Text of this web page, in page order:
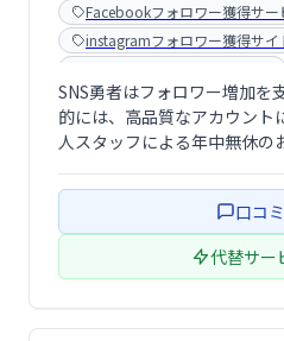
Facebookフォロワー獲得サー
instagramフォロワー獲得サイ
Youtube登録者購入サイト
SNS勇者はフォロワー増加を
的には、高品質なアカウント
人スタッフによる年中無休の
客様のSNSプロモーションを
口コ
代替サー